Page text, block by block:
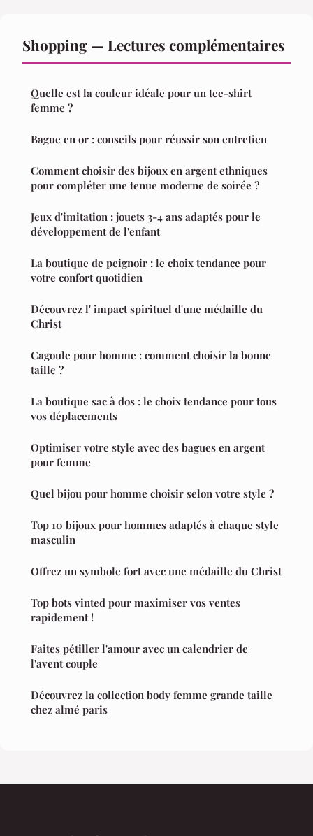
Shopping — Lectures complémentaires
Quelle est la couleur idéale pour un tee-shirt
femme ?
Bague en or : conseils pour réussir son entretien
Comment choisir des bijoux en argent ethniques
pour compléter une tenue moderne de soirée ?
Jeux d'imitation : jouets 3-4 ans adaptés pour le
développement de l'enfant
La boutique de peignoir : le choix tendance pour
votre confort quotidien
Découvrez l' impact spirituel d'une médaille du
Christ
Cagoule pour homme : comment choisir la bonne
taille ?
La boutique sac à dos : le choix tendance pour tous
vos déplacements
Optimiser votre style avec des bagues en argent
pour femme
Quel bijou pour homme choisir selon votre style ?
Top 10 bijoux pour hommes adaptés à chaque style
masculin
Offrez un symbole fort avec une médaille du Christ
Top bots vinted pour maximiser vos ventes
rapidement !
Faites pétiller l'amour avec un calendrier de
l'avent couple
Découvrez la collection body femme grande taille
chez almé paris